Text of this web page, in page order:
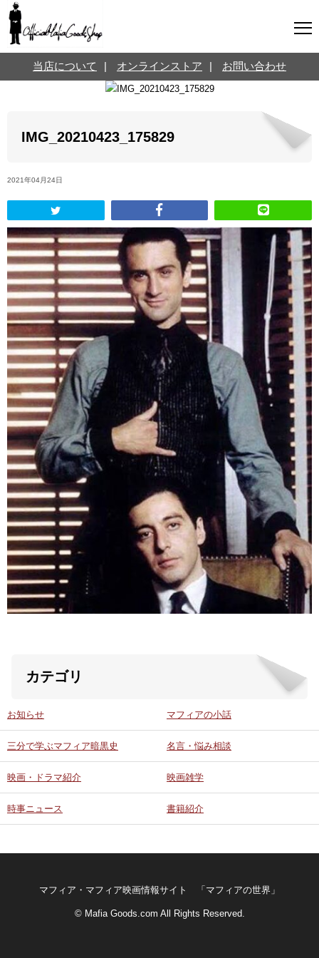
三分で学ぶマフィア暗黒史 名言・悩み相談
映画・ドラマ紹介 映画雑学
時事ニュース 書籍紹介
ABOUT US
当店の紹介
オンラインストア
お問い合わせ
当店について オンラインストア お問い合わせ
IMG_20210423_175829
2021年04月24日
カテゴリ
お知らせ マフィアの小話
三分で学ぶマフィア暗黒史 名言・悩み相談
映画・ドラマ紹介 映画雑学
時事ニュース 書籍紹介
オンラインストア
お問い合わせ
マフィア・マフィア映画情報サイト 「マフィアの世界」
© Mafia Goods.com All Rights Reserved.